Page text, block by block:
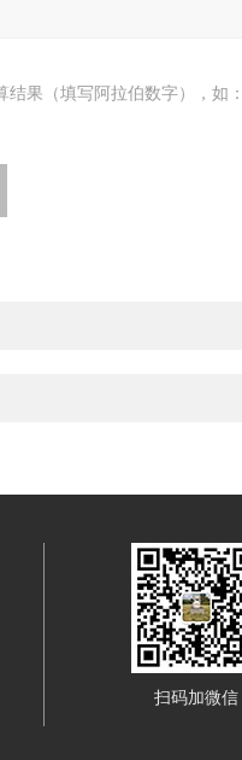
结果（填写阿拉伯数字），如
扫码加微信